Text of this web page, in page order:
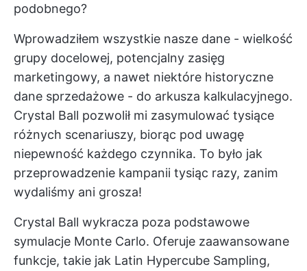
podobnego?
Wprowadziłem wszystkie nasze dane - wielkość
grupy docelowej, potencjalny zasięg
marketingowy, a nawet niektóre historyczne
dane sprzedażowe - do arkusza kalkulacyjnego.
Crystal Ball pozwolił mi zasymulować tysiące
różnych scenariuszy, biorąc pod uwagę
niepewność każdego czynnika. To było jak
przeprowadzenie kampanii tysiąc razy, zanim
wydaliśmy ani grosza!
Crystal Ball wykracza poza podstawowe
symulacje Monte Carlo. Oferuje zaawansowane
funkcje, takie jak Latin Hypercube Sampling,